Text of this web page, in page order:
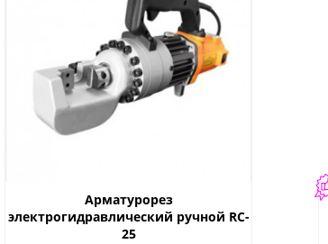
Арматурорез
электрогидравлический ручной RC-
25